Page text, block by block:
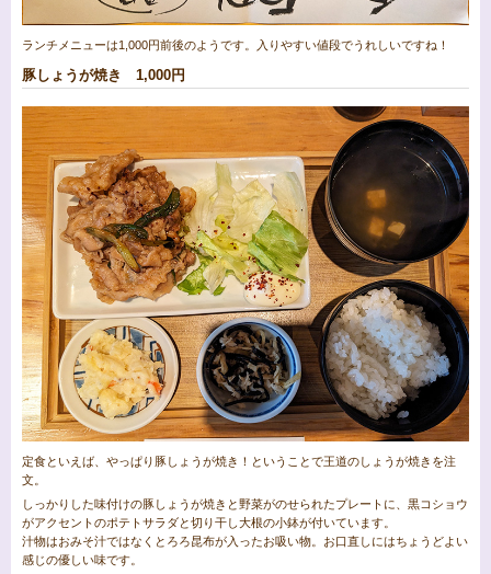
ランチメニューは1,000円前後のようです。入りやすい値段でうれしいですね！
豚しょうが焼き 1,000円
定食といえば、やっぱり豚しょうが焼き！ということで王道のしょうが焼きを注
文。
しっかりした味付けの豚しょうが焼きと野菜がのせられたプレートに、黒コショウ
がアクセントのポテトサラダと切り干し大根の小鉢が付いています。
汁物はおみそ汁ではなくとろろ昆布が入ったお吸い物。お口直しにはちょうどよい
感じの優しい味です。